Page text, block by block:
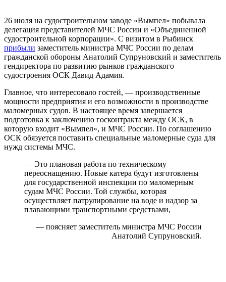
26 июля на судостроительном заводе «Вымпел» побывала
делегация представителей МЧС России и «Объединенной
судостроительной корпорации». С визитом в Рыбинск
прибыли заместитель министра МЧС России по делам
гражданской обороны Анатолий Супруновский и заместитель
гендиректора по развитию рынков гражданского
судостроения ОСК Давид Адамия.
Главное, что интересовало гостей, — производственные
мощности предприятия и его возможности в производстве
маломерных судов. В настоящее время завершается
подготовка к заключению госконтракта между ОСК, в
которую входит «Вымпел», и МЧС России. По соглашению
ОСК обязуется поставить специальные маломерные суда для
нужд системы МЧС.
— Это плановая работа по техническому
переоснащению. Новые катера будут изготовлены
для государственной инспекции по маломерным
судам МЧС России. Той службы, которая
осуществляет патрулирование на воде и надзор за
плавающими транспортными средствами,
— поясняет заместитель министра МЧС России
Анатолий Супруновский.